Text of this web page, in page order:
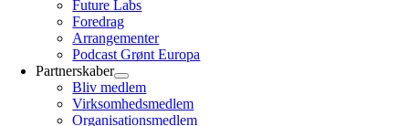
Future Labs
Foredrag
Arrangementer
Podcast Grønt Europa
Partnerskaber
Bliv medlem
Virksomhedsmedlem
Organisationsmedlem